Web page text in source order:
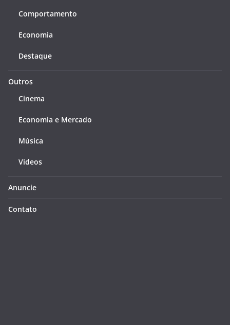
Comportamento
Economia
Destaque
Outros
Cinema
Economia e Mercado
Música
Videos
Anuncie
Contato